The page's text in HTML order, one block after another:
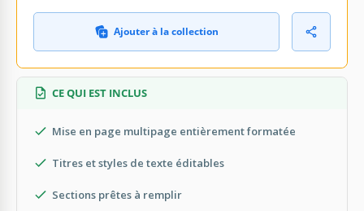
Ajouter à la collection
CE QUI EST INCLUS
Mise en page multipage entièrement formatée
Titres et styles de texte éditables
Sections prêtes à remplir